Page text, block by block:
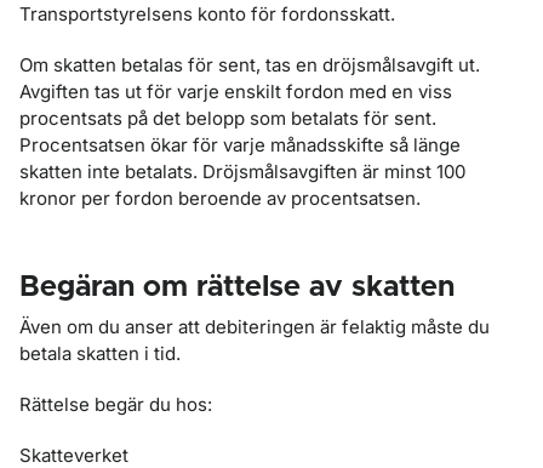
Transportstyrelsens konto för fordonsskatt.
Om skatten betalas för sent, tas en dröjsmålsavgift ut.
Avgiften tas ut för varje enskilt fordon med en viss
procentsats på det belopp som betalats för sent.
Procentsatsen ökar för varje månadsskifte så länge
skatten inte betalats. Dröjsmålsavgiften är minst 100
kronor per fordon beroende av procentsatsen.
Begäran om rättelse av skatten
Även om du anser att debiteringen är felaktig måste du
betala skatten i tid.
Rättelse begär du hos:
Skatteverket